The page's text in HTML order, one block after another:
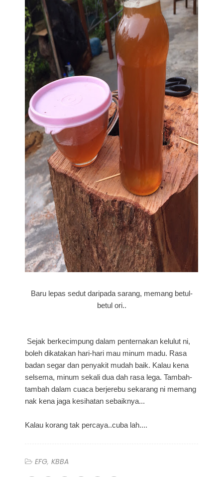
Baru lepas sedut daripada sarang, memang betul-
betul ori..
Sejak berkecimpung dalam penternakan kelulut ni,
boleh dikatakan hari-hari mau minum madu. Rasa
badan segar dan penyakit mudah baik. Kalau kena
selsema, minum sekali dua dah rasa lega. Tambah-
tambah dalam cuaca berjerebu sekarang ni memang
nak kena jaga kesihatan sebaiknya...
Kalau korang tak percaya..cuba lah....
EFG KBBA